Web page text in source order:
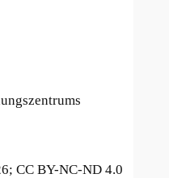
CC BY-NC-ND 4.0